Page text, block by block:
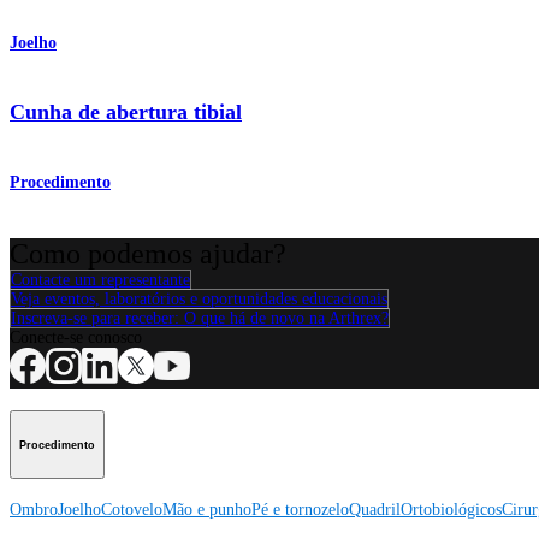
Joelho
Cunha de abertura tibial
Procedimento
Contacte um representante
Veja eventos, laboratórios e oportunidades educacionais
Inscreva-se para receber: O que há de novo na Arthrex?
Procedimento
OmbroJoelhoCotoveloMão e punhoPé e tornozeloQuadrilOrtobiológicos